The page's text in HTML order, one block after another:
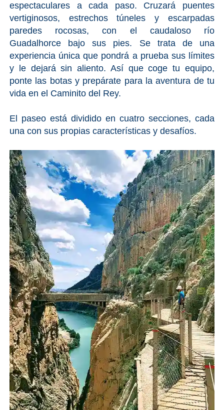
espectaculares a cada paso. Cruzará puentes
vertiginosos, estrechos túneles y escarpadas
paredes rocosas, con el caudaloso río
Guadalhorce bajo sus pies. Se trata de una
experiencia única que pondrá a prueba sus límites
y le dejará sin aliento. Así que coge tu equipo,
ponte las botas y prepárate para la aventura de tu
vida en el Caminito del Rey.
El paseo está dividido en cuatro secciones, cada
una con sus propias características y desafíos.